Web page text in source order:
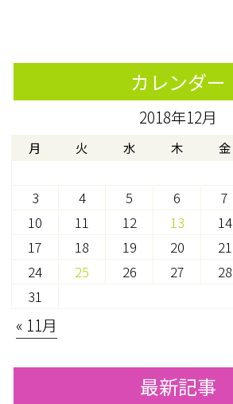
カレンダー
2018年12月
月 火 水 木 金
3
4 5 6 7
10
11 12 13 14
17
18 19 20 21
24
25 26 27 28
31
« 11月
最新記事